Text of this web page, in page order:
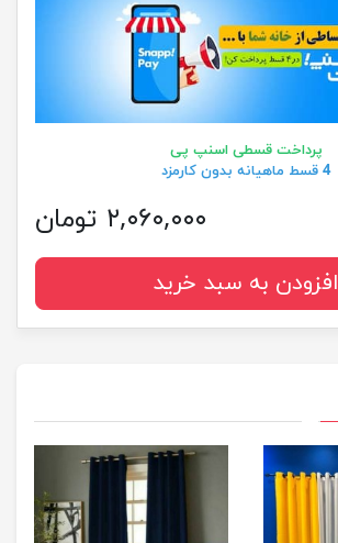
پرداخت قسطی اسنپ پی
4 قسط ماهیانه بدون کارمزد
۲,۰۶۰,۰۰۰ تومان
افزودن به سبد خرید